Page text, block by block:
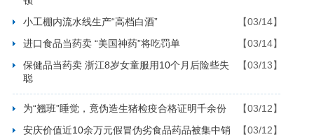
小工棚内流水线生产“高档白酒”
【03/14】
进口食品当药卖 “美国神药”将吃罚单
【03/14】
保健品当药卖 浙江8岁女童服用10个月后险些失
聪
【03/13】
为“翘班”睡觉，竟伪造生猪检疫合格证明千余份
【03/12】
安庆价值近10余万元假冒伪劣食品药品被集中销
【03/12】